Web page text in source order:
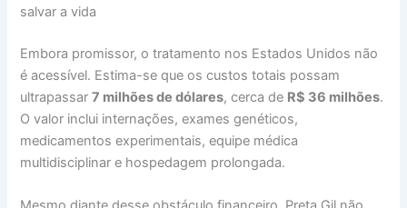
salvar a vida
Embora promissor, o tratamento nos Estados Unidos não
é acessível. Estima-se que os custos totais possam
ultrapassar7 milhões de dólares, cerca de R$ 36 milhões.
O valor inclui internações, exames genéticos,
medicamentos experimentais, equipe médica
multidisciplinar e hospedagem prolongada.